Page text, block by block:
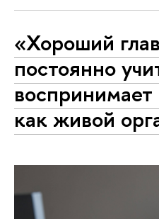
«Хороший
постоянно
как живой